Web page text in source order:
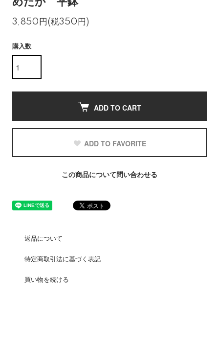
3,850円(税350円)
購入数
ADD TO CART
ADD TO FAVORITE
この商品について問い合わせる
返品について
特定商取引法に基づく表記
買い物を続ける